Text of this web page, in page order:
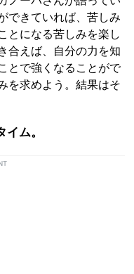
できていれば、苦しみ
とになる苦しみを楽し
合えば、自分の力を知
とで強くなることがで
を求めよう。結果はそ
ム。